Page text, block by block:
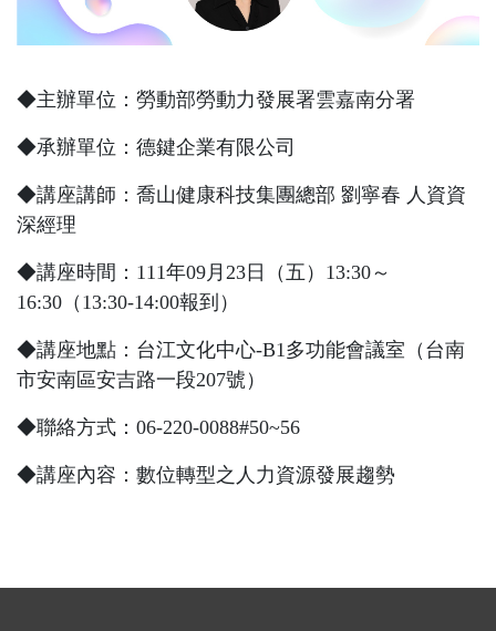
◆主辦單位：勞動部勞動力發展署雲嘉南分署
◆承辦單位：德鍵企業有限公司
◆講座講師：喬山健康科技集團總部 劉寧春 人資資
深經理
◆講座時間： 111年09 月 23日（五） 13:30～
16:30 （ 13:30-14:00報到）
◆講座地點：台江文化中心-B1多功能會議室（台南
市安南區安吉路一段207號）
◆聯絡方式： 06-220-0088#50~56
◆講座內容：數位轉型之人力資源發展趨勢